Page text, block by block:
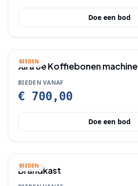
Doe een bod
BIEDEN
Jura 8e Koffiebonen machine
BIEDEN VANAF
€ 700,00
Doe een bod
BIEDEN
Brandkast